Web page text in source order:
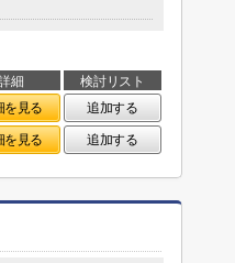
細
検討リスト
を見る
追加する
を見る 追加する